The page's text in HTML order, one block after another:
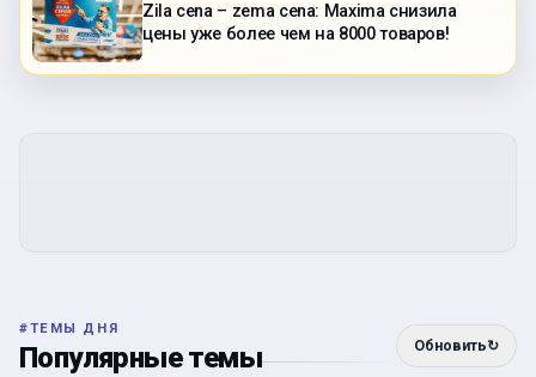
Zila cena – zema cena: Maxima снизила
цены уже более чем на 8000 товаров!
#ТЕМЫ ДНЯ
Популярные темы Обновить↻